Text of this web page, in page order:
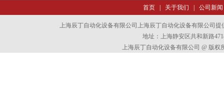
首页| 关于我们 公司新闻
上海辰丁自动化设备有限公司上海辰丁自动化设备有限公司提
地址：上海静安区共和新路
上海辰丁自动化设备有限公司 @ 版权